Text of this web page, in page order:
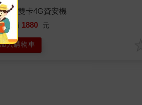
C13 雙卡4G資安機
特價 1880 元
入購物車